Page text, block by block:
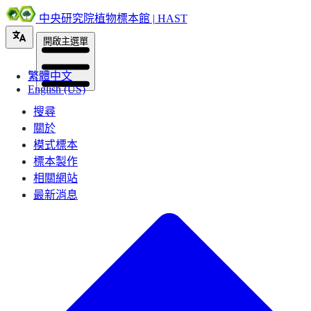
中央研究院植物標本館 | HAST
繁體中文
English (US)
開啟主選單
搜尋
關於
模式標本
標本製作
相關網站
最新消息